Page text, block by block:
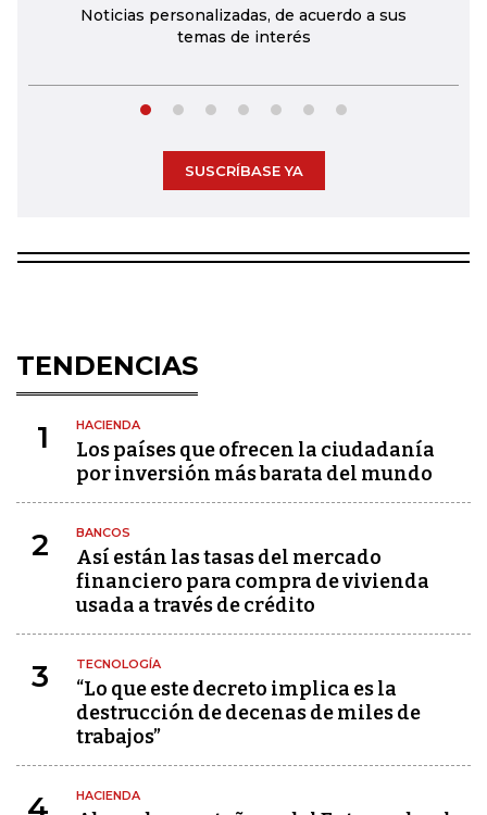
Noticias personalizadas, de acuerdo a sus
temas de interés
SUSCRÍBASE YA
TENDENCIAS
1 HACIENDA
Los países que ofrecen la ciudadanía
por inversión más barata del mundo
2 BANCOS
Así están las tasas del mercado
financiero para compra de vivienda
usada a través de crédito
3 TECNOLOGÍA
“Lo que este decreto implica es la
destrucción de decenas de miles de
trabajos”
4 HACIENDA